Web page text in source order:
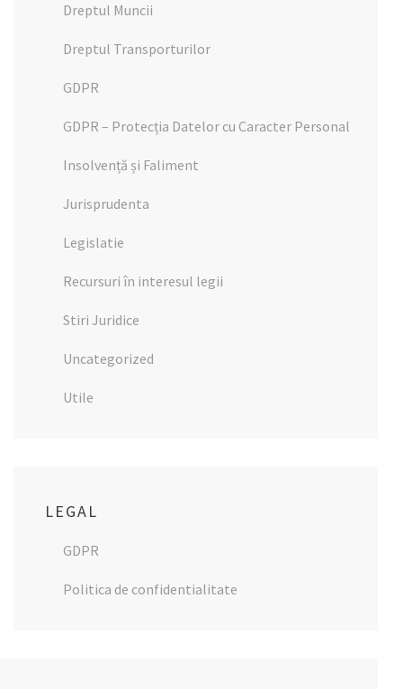
Dreptul Muncii
Dreptul Transporturilor
GDPR
GDPR – Protecția Datelor cu Caracter Personal
Insolvență și Faliment
Jurisprudenta
Legislatie
Recursuri în interesul legii
Stiri Juridice
Uncategorized
Utile
LEGAL
GDPR
Politica de confidentialitate